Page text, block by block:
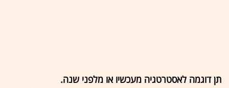
תן דוגמה לאסטרטגיה מעכשיו או מלפני שנה.